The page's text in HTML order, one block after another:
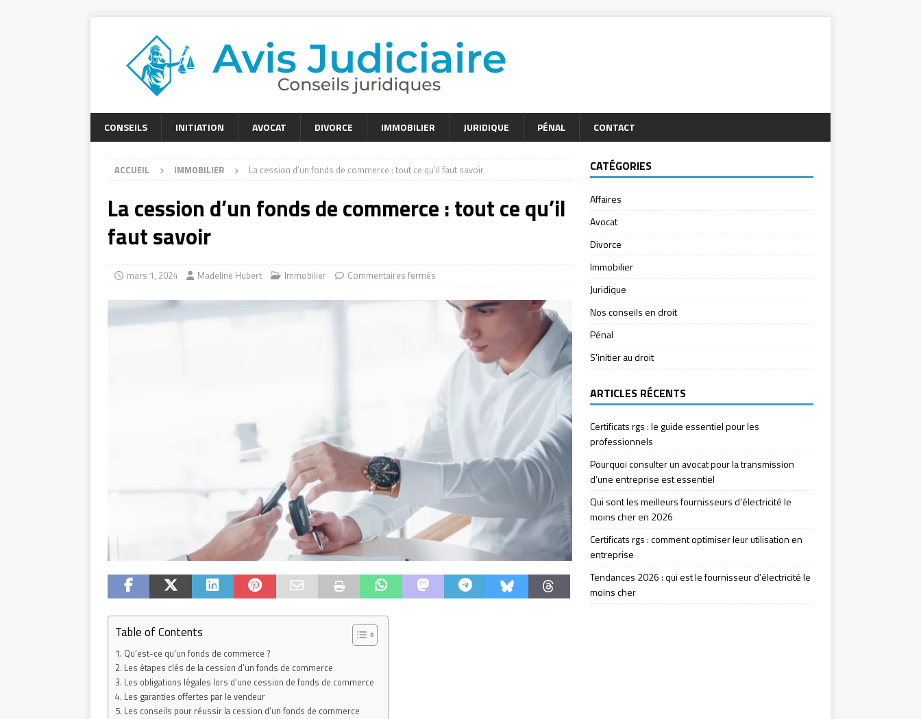
CONSEILS INITIATION AVOCAT DIVORCE IMMOBILIER JURIDIQUE PÉNAL CONTACT
ACCUEIL IMMOBILIER La cession d’un fonds de commerce : tout ce qu’il faut savoir
La cession d’un fonds de commerce : tout ce qu’il
faut savoir
mars 1, 2024 Madeline Hubert Immobilier Commentaires fermés
Table of Contents
Qu’est-ce qu’un fonds de commerce ?
Les étapes clés de la cession d’un fonds de commerce
Les obligations légales lors d’une cession de fonds de commerce
Les garanties offertes par le vendeur
Les conseils pour réussir la cession d’un fonds de commerce
CATÉGORIES
Affaires
Avocat
Divorce
Immobilier
Juridique
Nos conseils en droit
Pénal
S'initier au droit
ARTICLES RÉCENTS
Certificats rgs : le guide essentiel pour les
professionnels
Pourquoi consulter un avocat pour la transmission
d’une entreprise est essentiel
Qui sont les meilleurs fournisseurs d’électricité le
moins cher en 2026
Certificats rgs : comment optimiser leur utilisation en
entreprise
Tendances 2026 : qui est le fournisseur d’électricité le
moins cher